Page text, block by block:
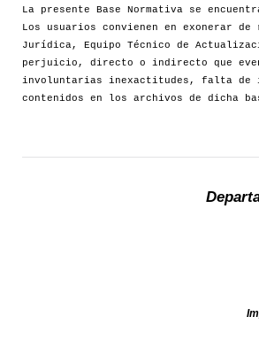
La presente Base Normativa se
Los usuarios convienen en exonerar
Jurídica, Equipo Técnico de
perjuicio, directo o indirecto que
involuntarias inexactitudes, falta de
contenidos en los archivos de dicha